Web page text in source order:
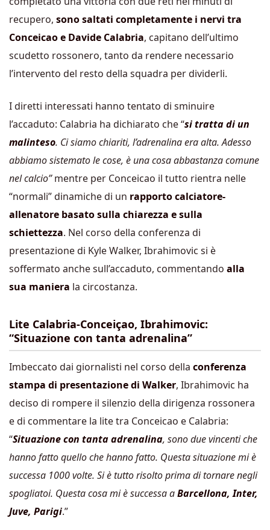
recupero, sono saltati completamente i nervi tra
Conceicao e Davide Calabria, capitano dell’ultimo
scudetto rossonero, tanto da rendere necessario
l’intervento del resto della squadra per dividerli.
I diretti interessati hanno tentato di sminuire
l’accaduto: Calabria ha dichiarato che “si tratta di un
malinteso. Ci siamo chiariti, l’adrenalina era alta. Adesso
abbiamo sistemato le cose, è una cosa abbastanza comune
nel calcio”mentre per Conceicao il tutto rientra nelle
“normali” dinamiche di un rapporto calciatore-
allenatore basato sulla chiarezza e sulla
schiettezza. Nel corso della conferenza di
presentazione di Kyle Walker, Ibrahimovic si è
soffermato anche sull’accaduto, commentando alla
sua maniera la circostanza.
Lite Calabria-Conceiçao, Ibrahimovic:
“Situazione con tanta adrenalina”
Imbeccato dai giornalisti nel corso della conferenza
stampa di presentazione di Walker, Ibrahimovic ha
deciso di rompere il silenzio della dirigenza rossonera
e di commentare la lite tra Conceicao e Calabria:
“Situazione con tanta adrenalina, sono due vincenti che
hanno fatto quello che hanno fatto. Questa situazione mi è
successa 1000 volte. Si è tutto risolto prima di tornare negli
spogliatoi. Questa cosa mi è successa aBarcellona, Inter,
Juve, Parigi.”